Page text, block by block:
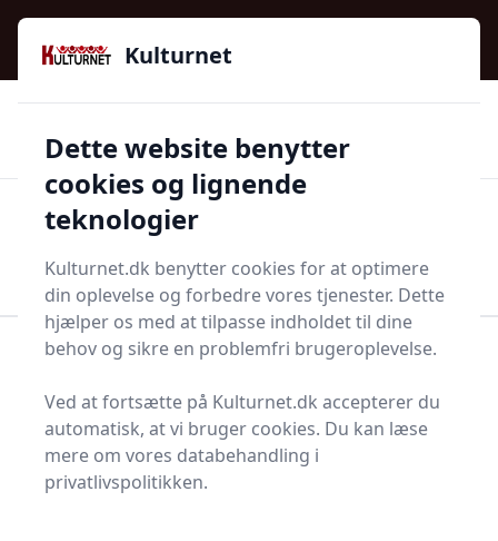
Kulturnet - Alt Det Gode I Livet | Din Kulturguide Siden
2016
97 kategorier 👍Kun godkendte butikker
Start søgning
Bolig og indretning
Kontor
Bedste kortmapper - 0
anbefalinger
Kulturnet
Dette website benytter
cookies og lignende
teknologier
Kulturnet.dk benytter cookies for at optimere
din oplevelse og forbedre vores tjenester. Dette
hjælper os med at tilpasse indholdet til dine
behov og sikre en problemfri brugeroplevelse.
Ved at fortsætte på Kulturnet.dk accepterer du
automatisk, at vi bruger cookies. Du kan læse
mere om vores databehandling i
privatlivspolitikken.